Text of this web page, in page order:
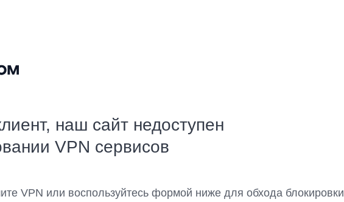
наш сайт недоступен
VPN сервисов
VPN или воспользуйтесь формой ниже для обхода блокировки